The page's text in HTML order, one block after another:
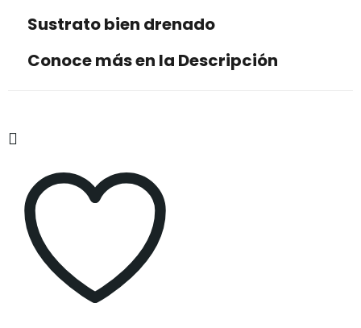
Sustrato bien drenado
Conoce más en la Descripción